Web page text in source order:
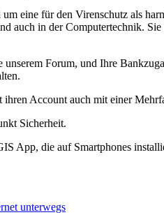
um eine für den Virenschutz als
auch in der Computertechnik.
Forum, und Ihre
ihren Account auch mit einer
Sicherheit.
App, die auf Smartphones
unterwegs